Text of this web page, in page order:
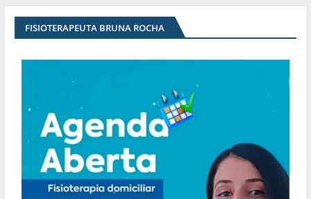
FISIOTERAPEUTA BRUNA ROCHA